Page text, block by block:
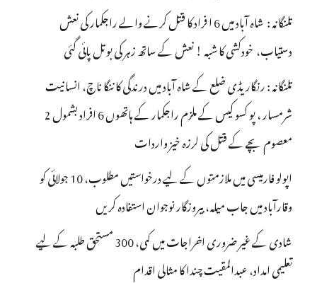
تلنگانہ : شاہ آباد میں 6 ا فراد کا قتل کرنے والے راجکمار کی نعش
دستیاب، خودکشی کا شبہ ! نعش کے ساتھ زہر کی بوتل پائی گئی
تلنگانہ : رنگاریڈی ضلع کے شاہ آباد میں درندگی کا ننگا ناچ، انسانیت
شرمسار ، پو کسو کیس کے ملزم راجکمار کے ہاتھوں 6 افراد بشمول 2
معصوم بچے کے قتل کی لرزہ خیز واردات
اپولو فارمیسی میں ملازمتوں کے لیے درخواستیں مطلوب، 10 جولائی کو
وقارآباد میں جاب میلہ، بیروزگار نوجوان استفادہ کریں
شادی کے غیر ضروری اخراجات میں کمی، 300 مستحق طلبہ کے لیے
تعلیمی امداد، عبدالمقیت چندا کا مثالی اقدام